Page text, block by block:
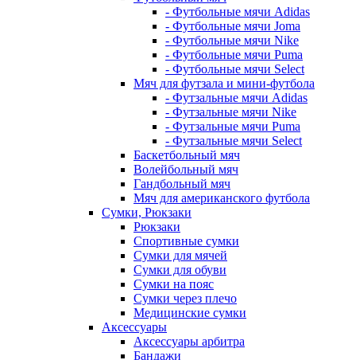
- Футбольные мячи Adidas
- Футбольные мячи Joma
- Футбольные мячи Nike
- Футбольные мячи Puma
- Футбольные мячи Select
Мяч для футзала и мини-футбола
- Футзальные мячи Adidas
- Футзальные мячи Nike
- Футзальные мячи Puma
- Футзальные мячи Select
Баскетбольный мяч
Волейбольный мяч
Гандбольный мяч
Мяч для американского футбола
Сумки, Рюкзаки
Рюкзаки
Спортивные сумки
Сумки для мячей
Сумки для обуви
Сумки на пояс
Сумки через плечо
Медицинские сумки
Аксессуары
Аксессуары арбитра
Бандажи